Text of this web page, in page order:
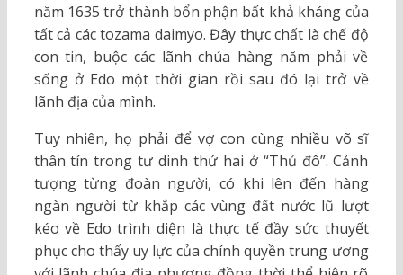
năm 1635 trở thành bổn phận bất khả kháng của
tất cả các tozama daimyo. Đây thực chất là chế độ
con tin, buộc các lãnh chúa hàng năm phải về
sống ở Edo một thời gian rồi sau đó lại trở về
lãnh địa của mình.
Tuy nhiên, họ phải để vợ con cùng nhiều võ sĩ
thân tín trong tư dinh thứ hai ở “Thủ đô”. Cảnh
tượng từng đoàn người, có khi lên đến hàng
ngàn người từ khắp các vùng đất nước lũ lượt
kéo về Edo trình diện là thực tế đầy sức thuyết
phục cho thấy uy lực của chính quyền trung ương